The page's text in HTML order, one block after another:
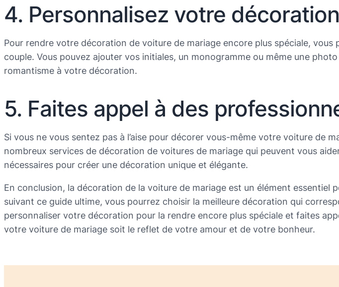
4. Personnalisez votre décoration
Pour rendre votre décoration de voiture de mariage encore plus spéciale,
couple. Vous pouvez ajouter vos initiales, un monogramme ou même une
romantisme à votre décoration.
5. Faites appel à des
Si vous ne vous sentez pas à l’aise pour décorer vous-même votre voiture de
nombreux services de décoration de voitures de mariage qui peuvent vous
nécessaires pour créer une décoration unique et élégante.
En conclusion, la décoration de la voiture de mariage est un élément
suivant ce guide ultime, vous pourrez choisir la meilleure décoration qui
personnaliser votre décoration pour la rendre encore plus spéciale et faites
votre voiture de mariage soit le reflet de votre amour et de votre bonheur.